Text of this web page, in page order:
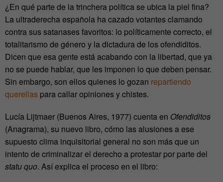
¿En qué parte de la trinchera política se ubica la piel fina?
La ultraderecha española ha cazado votantes clamando
contra sus satanases favoritos: lo políticamente correcto, el
totalitarismo de género y la dictadura de los ofendiditos.
Dicen que esa gente está acabando con la libertad, que ya
no se puede hablar, que les imponen lo que deben pensar.
Sin embargo, son ellos quienes lo gozan repartiendo
querellas para callar opiniones y chistes.
Lucía Lijtmaer (Buenos Aires, 1977) cuenta en Ofendiditos
(Anagrama), su nuevo libro, cómo las alusiones a ese
supuesto clima inquisitorial general no son más que un
intento de criminalizar el derecho a protestar por parte del
statu quo. Así explica el proceso en el libro: